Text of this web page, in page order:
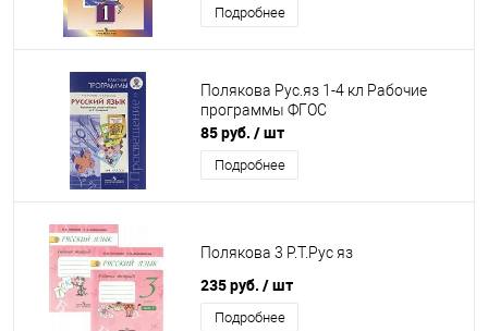
Подробнее
Полякова Рус.яз 1-4 кл Рабочие
программы ФГОС
85 руб. / шт
Подробнее
Полякова 3 Р.Т.Рус яз
235 руб. / шт
Подробнее